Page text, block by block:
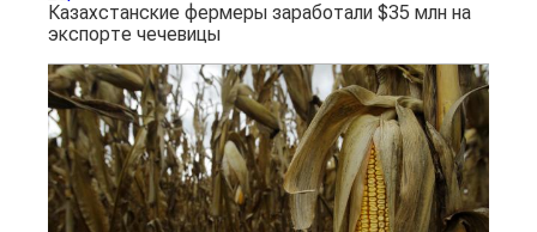
Казахстанские фермеры заработали $35 млн на
экспорте чечевицы